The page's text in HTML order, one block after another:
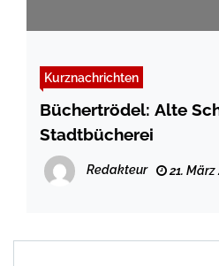
Kurznachrichten
Büchertrödel: Alte
Stadtbücherei
Redakteur 21. März